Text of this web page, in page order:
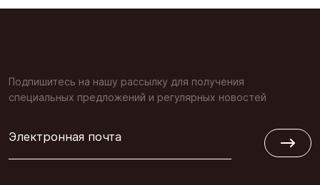
Подпишитесь на нашу рассылку для получения
специальных предложений и регулярных новостей
Электронная почта